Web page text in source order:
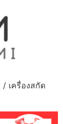
/ เครื่องสกัด